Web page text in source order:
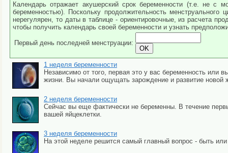
Календарь отражает акушерский срок беременности (т.е. не с
беременностью). Поскольку продолжительность
нерегулярен, то даты в таблице - ориентировочные, из расчета
чтобы получить календарь своей беременности и узнать
Первый день последней менструации:
1 неделя беременности
Независимо от того, первая это у вас беременность
жизни. Вы начали ощущать зарождение и развитие новой
2 неделя беременности
Сейчас вы еще фактически не беременны. В течение
вашей яйцеклетки.
3 неделя беременности
На этой неделе решится самый главный вопрос - быть